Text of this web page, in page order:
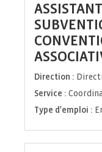
Direction :
Service :
Type d'emploi :